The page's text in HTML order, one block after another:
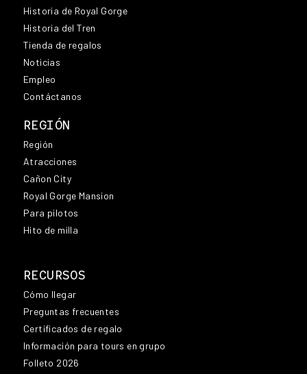
Historia de Royal Gorge
Historia del Tren
Tienda de regalos
Noticias
Empleo
Contáctanos
REGIÓN
Región
Atracciones
Cañon City
Royal Gorge Mansion
Para pilotos
Hito de milla
RECURSOS
Cómo llegar
Preguntas frecuentes
Certificados de regalo
Información para tours en grupo
Folleto 2026